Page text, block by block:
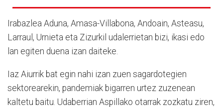
Irabazlea Aduna, Amasa-Villabona, Andoain, Asteasu,
Larraul, Urnieta eta Zizurkil udalerrietan bizi, ikasi edo
lan egiten duena izan daiteke.
Iaz Aiurrik bat egin nahi izan zuen sagardotegien
sektorearekin, pandemiak bigarren urtez zuzenean
kaltetu baitu. Udaberrian Aspillako otarrak zozkatu ziren,